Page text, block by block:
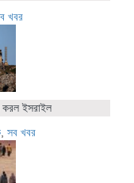
খবর
করল ইসরাইল
, সব খবর